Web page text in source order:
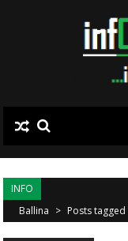
INFO
Ballina > Posts